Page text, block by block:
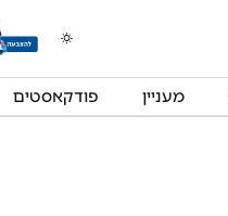
מעניין פודקאסטים